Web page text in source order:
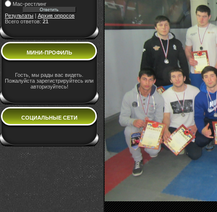
Мас-рестлинг
Результаты
Архив опросов
Всего ответов: 21
МИНИ-ПРОФИЛЬ
Гость, мы рады вас видеть.
Пожалуйста зарегистрируйтесь или
авторизуйтесь!
СОЦИАЛЬНЫЕ СЕТИ